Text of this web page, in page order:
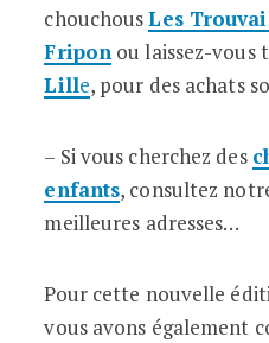
chouchousLes
Fripon ou laissez-vous
Lille, pour des achats
– Si vous cherchez des
enfants, consultez
meilleures adresses…
Pour cette nouvelle
vous avons également